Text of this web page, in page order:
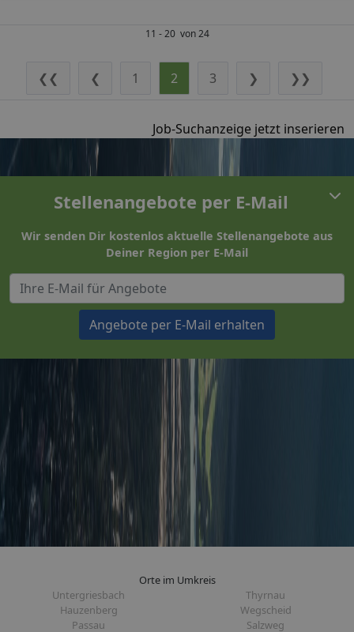
11 - 20 von 24
❮❮ ❮ 1 2 3 ❯ ❯❯
Job-Suchanzeige jetzt inserieren
Stellenangebote per E-Mail
Wir senden Dir kostenlos aktuelle Stellenangebote aus
Deiner Region per E-Mail
Angebote per E-Mail erhalten
Orte im Umkreis
Untergriesbach
Thyrnau
Hauzenberg
Wegscheid
Passau
Salzweg